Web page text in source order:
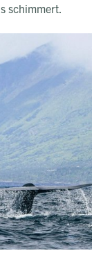
schimmert.